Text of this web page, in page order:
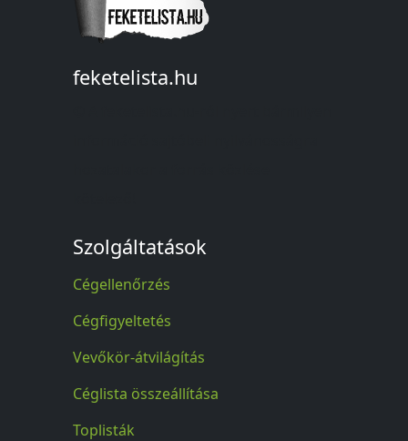
feketelista.hu
Szolgáltatások
Cégellenőrzés
Cégfigyeltetés
Vevőkör-átvilágítás
Céglista összeállítása
Toplisták